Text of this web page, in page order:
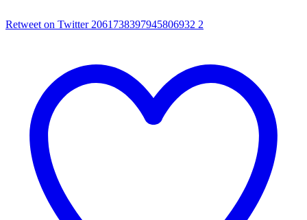
Retweet on Twitter 2061738397945806932 2